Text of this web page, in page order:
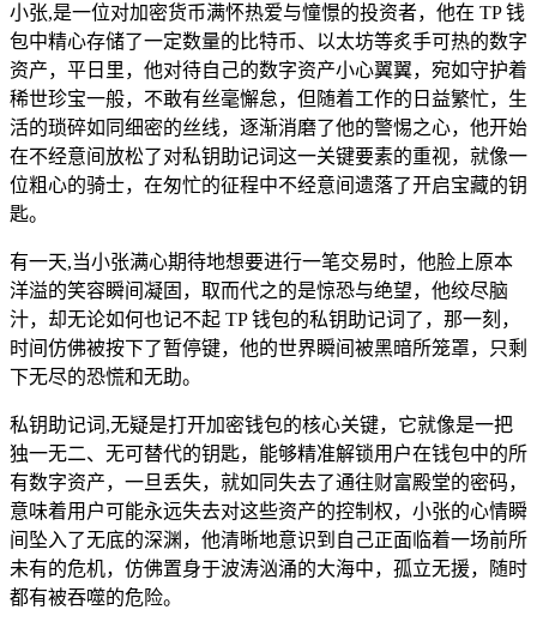
小张,是一位对加密货币满怀热爱与憧憬的投资者，他在 TP 钱
包中精心存储了一定数量的比特币、以太坊等炙手可热的数字
资产，平日里，他对待自己的数字资产小心翼翼，宛如守护着
稀世珍宝一般，不敢有丝毫懈怠，但随着工作的日益繁忙，生
活的琐碎如同细密的丝线，逐渐消磨了他的警惕之心，他开始
在不经意间放松了对私钥助记词这一关键要素的重视，就像一
位粗心的骑士，在匆忙的征程中不经意间遗落了开启宝藏的钥
匙。
有一天,当小张满心期待地想要进行一笔交易时，他脸上原本
洋溢的笑容瞬间凝固，取而代之的是惊恐与绝望，他绞尽脑
汁，却无论如何也记不起 TP 钱包的私钥助记词了，那一刻，
时间仿佛被按下了暂停键，他的世界瞬间被黑暗所笼罩，只剩
下无尽的恐慌和无助。
私钥助记词,无疑是打开加密钱包的核心关键，它就像是一把
独一无二、无可替代的钥匙，能够精准解锁用户在钱包中的所
有数字资产，一旦丢失，就如同失去了通往财富殿堂的密码，
意味着用户可能永远失去对这些资产的控制权，小张的心情瞬
间坠入了无底的深渊，他清晰地意识到自己正面临着一场前所
未有的危机，仿佛置身于波涛汹涌的大海中，孤立无援，随时
都有被吞噬的危险。